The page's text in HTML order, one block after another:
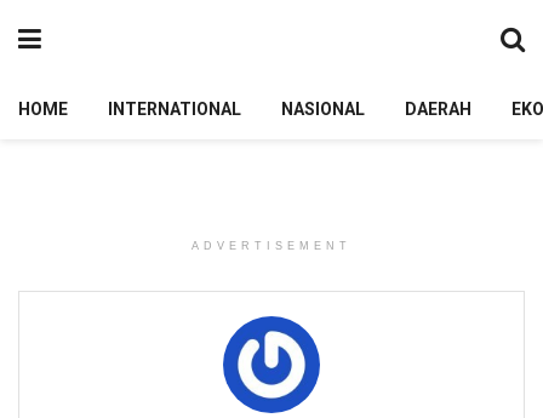
HOME INTERNATIONAL NASIONAL DAERAH
ADVERTISEMENT